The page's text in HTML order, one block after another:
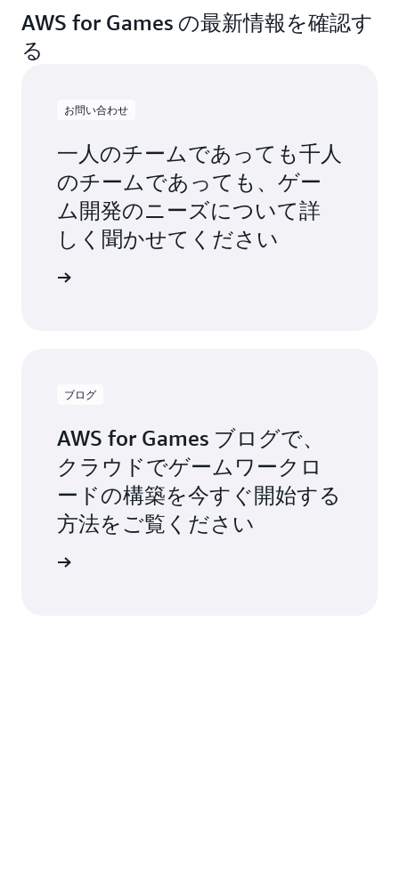
AWS for Games の最新情報を確認す
る
お問い合わせ
一人のチームであっても千人
のチームであっても、ゲー
ム開発のニーズについて詳
しく聞かせてください
ブログ
AWS for Games ブログで、
クラウドでゲームワークロ
ードの構築を今すぐ開始する
方法をご覧ください